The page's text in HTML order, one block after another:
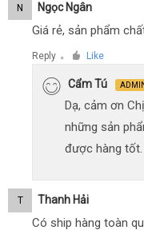
N Ngọc Ngân
Giá rẻ, sản phẩm
Reply ● Like
Cẩm Tú
Dạ, cảm ơn
những sản
được hàng tốt.
T Thanh Hải
Có ship hàng toàn